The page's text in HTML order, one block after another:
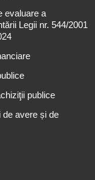
evaluare a
Legii nr. 544/2001
publice
de avere și de